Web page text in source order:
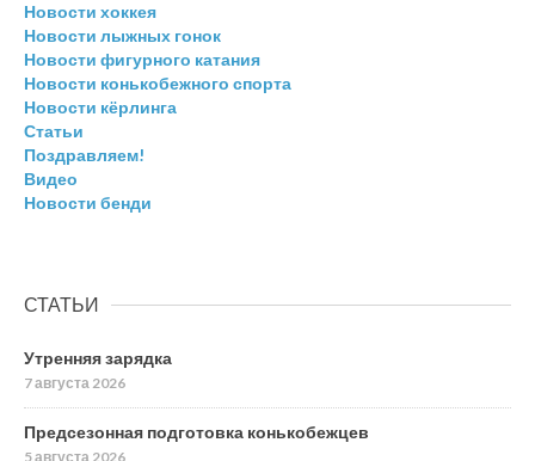
Новости хоккея
Новости лыжных гонок
Новости фигурного катания
Новости конькобежного спорта
Новости кёрлинга
Статьи
Поздравляем!
Видео
Новости бенди
СТАТЬИ
Утренняя зарядка
7 августа 2026
Предсезонная подготовка конькобежцев
5 августа 2026